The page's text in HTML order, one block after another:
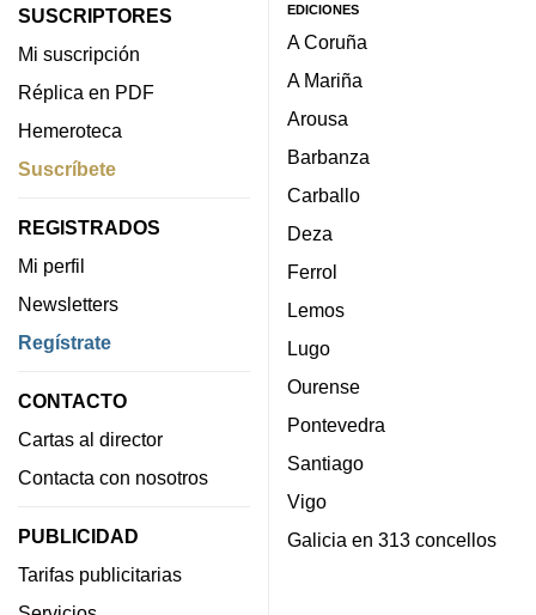
SUSCRIPTORES
Mi suscripción
Réplica en PDF
Hemeroteca
Suscríbete
REGISTRADOS
Mi perfil
Newsletters
Regístrate
CONTACTO
Cartas al director
Contacta con nosotros
PUBLICIDAD
Tarifas publicitarias
EDICIONES
A Coruña
A Mariña
Arousa
Barbanza
Carballo
Deza
Ferrol
Lemos
Lugo
Ourense
Pontevedra
Santiago
Vigo
Galicia en 313 concellos